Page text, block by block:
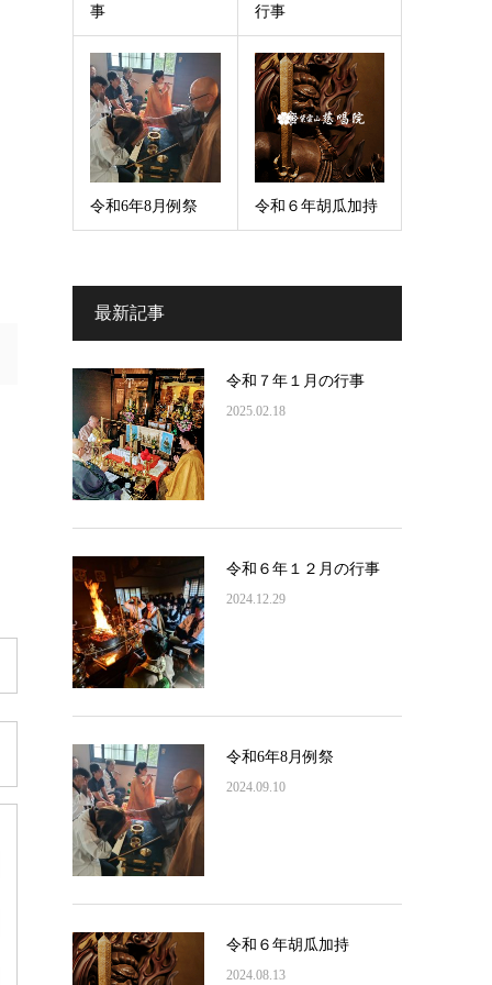
事
行事
令和6年8月例祭 令和６年胡瓜加持
最新記事
令和７年１月の行事
2025.02.18
令和６年１２月の行事
2024.12.29
令和6年8月例祭
2024.09.10
令和６年胡瓜加持
2024.08.13